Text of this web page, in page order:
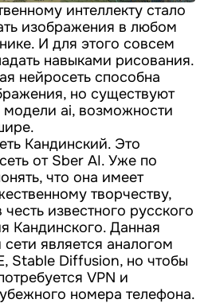
интеллекту стало
изображения в любом
И для этого совсем
навыками рисования.
нейросеть способна
но существуют
модели ai, возможности
Кандинский. Это
от Sber AI. Уже по
что она имеет
творчеству,
известного русского
Кандинского. Данная
является аналогом
Stable Diffusion, но чтобы
VPN и
номера телефона.